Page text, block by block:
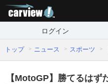
ログイン
トップ ニュース スポーツ
【MotoGP】勝てるは